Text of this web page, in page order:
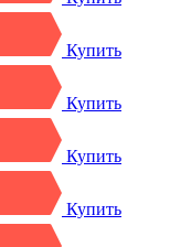
Купить
Купить
Купить
Купить